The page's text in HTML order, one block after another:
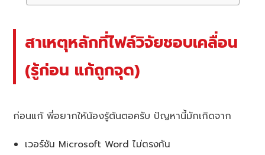
สาเหตุหลักที่ไฟล์วิจัยชอบเคลื่อน
(รู้ก่อน แก้ถูกจุด)
ก่อนแก้ พี่อยากให้น้องรู้ต้นตอครับ ปัญหานี้มักเกิดจาก
เวอร์ชัน Microsoft Word ไม่ตรงกัน